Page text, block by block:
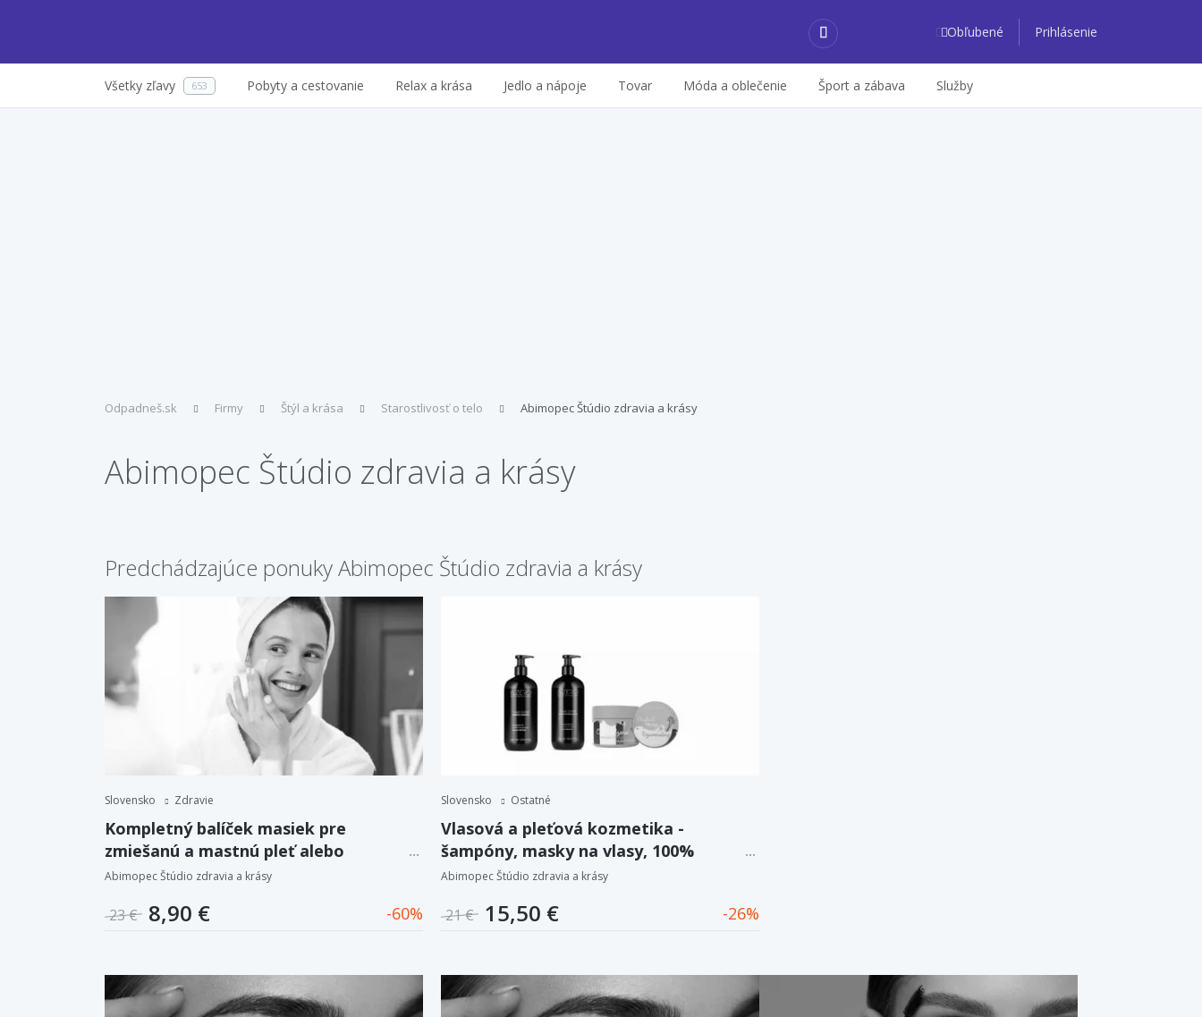
Obľubené Prihlásenie
Všetky zľavy 653 Pobyty a cestovanie Relax a krása Jedlo a nápoje Tovar Móda a oblečenie Šport a zábava Služby
Odpadneš.sk Firmy Štýl a krása Starostlivosť o telo Abimopec Štúdio zdravia a krásy
Abimopec Štúdio zdravia a krásy
Predchádzajúce ponuky Abimopec Štúdio zdravia a krásy
Slovensko Zdravie
Kompletný balíček masiek pre
zmiešanú a mastnú pleť alebo
liftingovo-regeneračný a hydratačný
Abimopec Štúdio zdravia a krásy
23 € 8,90 € 60
Slovensko Ostatné
Vlasová a pleťová kozmetika -
šampóny, masky na vlasy, 100%
vegánske krémy na tvár
Abimopec Štúdio zdravia a krásy
21 € 15,50 € 26